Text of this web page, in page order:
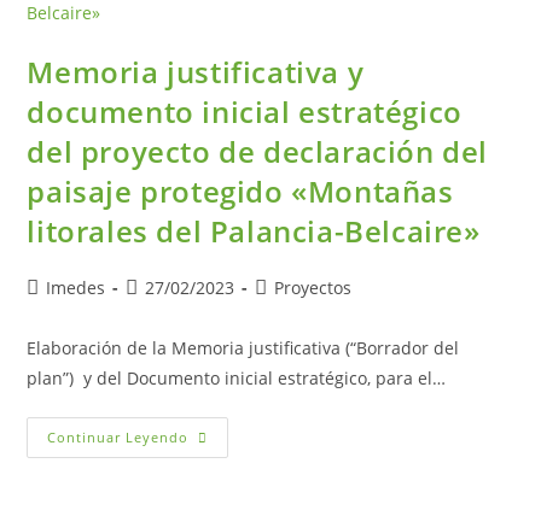
Memoria justificativa y
documento inicial estratégico
del proyecto de declaración del
paisaje protegido «Montañas
litorales del Palancia-Belcaire»
Imedes 27/02/2023 Proyectos
Elaboración de la Memoria justificativa (“Borrador del
plan”) y del Documento inicial estratégico, para el…
Continuar Leyendo